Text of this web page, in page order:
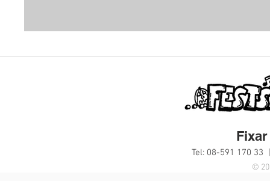
Tel: 08-591 170
©